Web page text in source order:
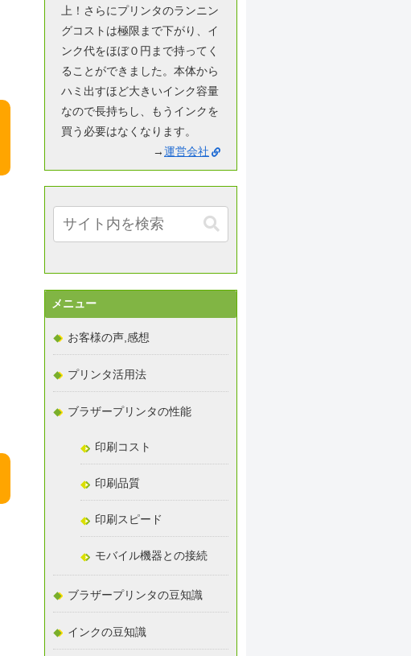
上！さらにプリンタのランニン
グコストは極限まで下がり、イ
ンク代をほぼ０円まで持ってく
ることができました。本体から
ハミ出すほど大きいインク容量
なので長持ちし、もうインクを
買う必要はなくなります。
→運営会社
メニュー
お客様の声,感想
プリンタ活用法
ブラザープリンタの性能
印刷コスト
印刷品質
印刷スピード
モバイル機器との接続
ブラザープリンタの豆知識
インクの豆知識